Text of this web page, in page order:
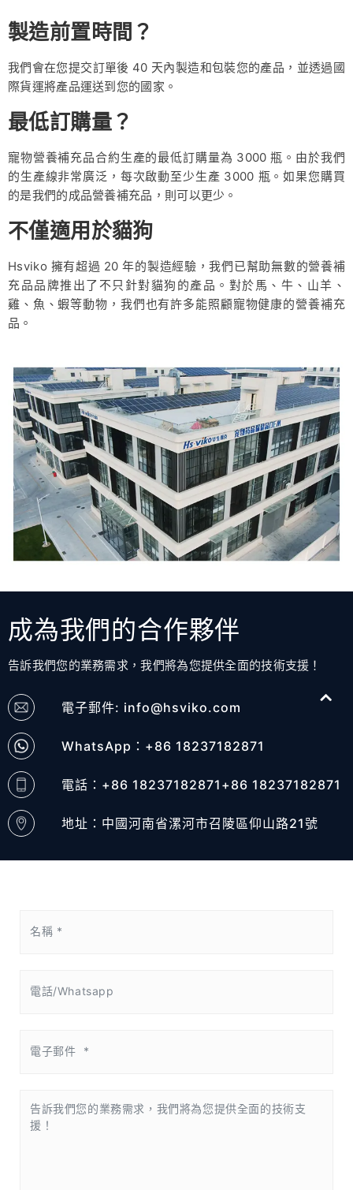
製造前置時間？
我們會在您提交訂單後 40 天內製造和包裝您的產品，並透過國
際貨運將產品運送到您的國家。
最低訂購量？
寵物營養補充品合約生產的最低訂購量為 3000 瓶。由於我們
的生產線非常廣泛，每次啟動至少生產 3000 瓶。如果您購買
的是我們的成品營養補充品，則可以更少。
不僅適用於貓狗
Hsviko 擁有超過 20 年的製造經驗，我們已幫助無數的營養補
充品品牌推出了不只針對貓狗的產品。對於馬、牛、山羊、
雞、魚、蝦等動物，我們也有許多能照顧寵物健康的營養補充
品。
成為我們的合作夥伴
告訴我們您的業務需求，我們將為您提供全面的技術支援！
電子郵件: info@hsviko.com
WhatsApp：+86 18237182871
電話：+86 18237182871+86 18237182871
地址：中國河南省漯河市召陵區仰山路21號